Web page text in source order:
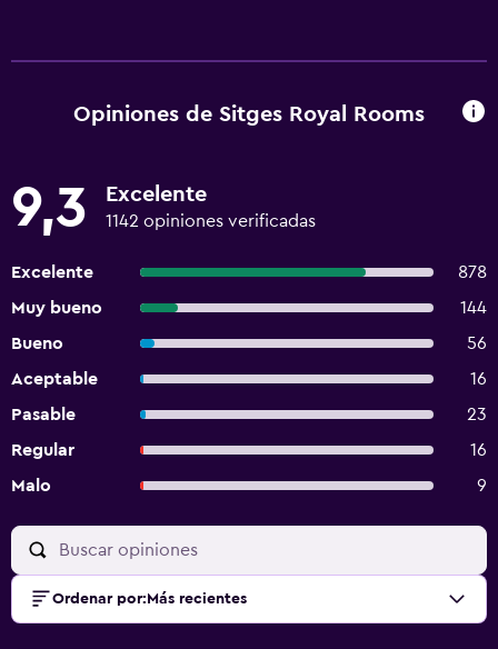
Opiniones de Sitges Royal Rooms
9,3 Excelente
1142 opiniones verificadas
Excelente
878
Muy bueno
144
Bueno
56
Aceptable
16
Pasable
23
Regular
16
Malo
9
Ordenar por: Más recientes